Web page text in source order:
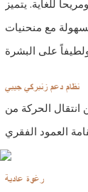
للغاية. يتميز
مع منحنيات
نظام دعم زنبركي جيبي
انتقال الحركة من
رغوة عادية